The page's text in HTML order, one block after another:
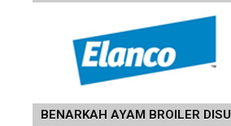
BENARKAH AYAM BROILER